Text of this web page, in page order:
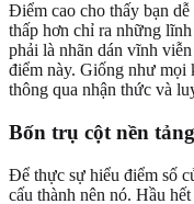
Điểm cao cho thấy bạn
thấp hơn chỉ ra những
phải là nhãn dán vĩnh
điểm này. Giống như mọi
thông qua nhận thức và
Bốn trụ cột nền
Để thực sự hiểu điểm số
cấu thành nên nó. Hầu